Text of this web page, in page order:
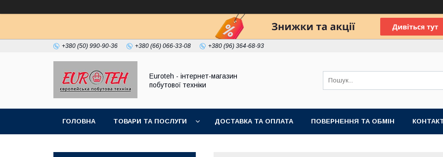
+380 (50) 990-90-36 +380 (66) 066-33-08 +380 (96) 364-68-93
Euroteh - інтернет-магазин
побутової техніки
ГОЛОВНА ТОВАРИ ТА ПОСЛУГИ ДОСТАВКА ТА ОПЛАТА ПОВЕРНЕННЯ ТА ОБМІН